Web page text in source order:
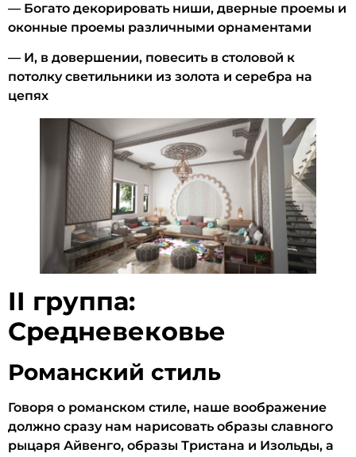
— Богато декорировать ниши, дверные проемы и
оконные проемы различными орнаментами
— И, в довершении, повесить в столовой к
потолку светильники из золота и серебра на
цепях
II группа:
Средневековье
Романский стиль
Говоря о романском стиле, наше воображение
должно сразу нам нарисовать образы славного
рыцаря Айвенго, образы Тристана и Изольды, а